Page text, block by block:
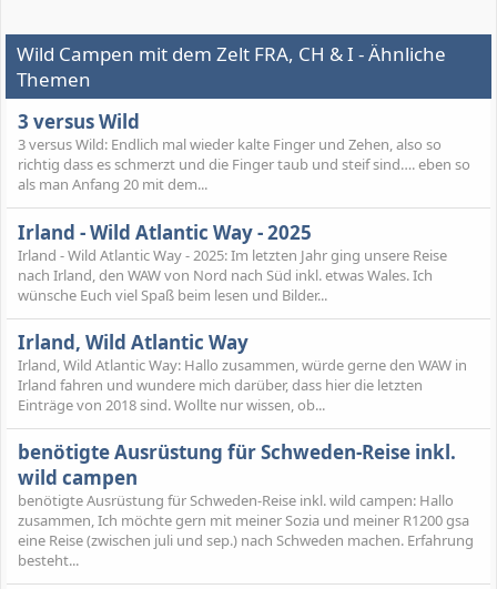
Wild Campen mit dem Zelt FRA, CH & I - Ähnliche
Themen
3 versus Wild
3 versus Wild: Endlich mal wieder kalte Finger und Zehen, also so
richtig dass es schmerzt und die Finger taub und steif sind…. eben so
als man Anfang 20 mit dem...
Irland - Wild Atlantic Way - 2025
Irland - Wild Atlantic Way - 2025: Im letzten Jahr ging unsere Reise
nach Irland, den WAW von Nord nach Süd inkl. etwas Wales. Ich
wünsche Euch viel Spaß beim lesen und Bilder...
Irland, Wild Atlantic Way
Irland, Wild Atlantic Way: Hallo zusammen, würde gerne den WAW in
Irland fahren und wundere mich darüber, dass hier die letzten
Einträge von 2018 sind. Wollte nur wissen, ob...
benötigte Ausrüstung für Schweden-Reise inkl.
wild campen
benötigte Ausrüstung für Schweden-Reise inkl. wild campen: Hallo
zusammen, Ich möchte gern mit meiner Sozia und meiner R1200 gsa
eine Reise (zwischen juli und sep.) nach Schweden machen. Erfahrung
besteht...